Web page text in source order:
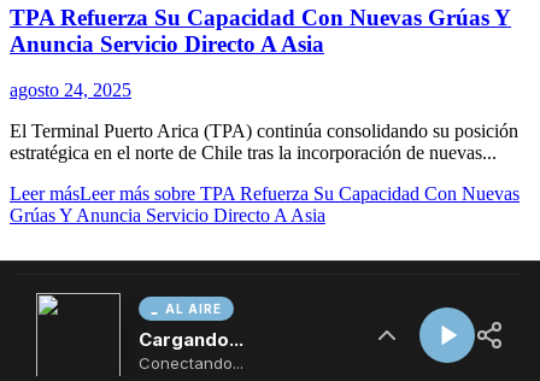
AL AIRE
Cargando...
Conectando...